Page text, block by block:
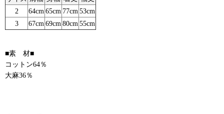
2
64cm 65cm 77cm 53cm
3
67cm 69cm 80cm 55cm
■素 材■
コットン64％
大麻36％